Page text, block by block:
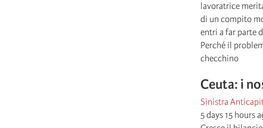
lavoratrice
di un compito
entri a far parte
Perché il
checchino
Ceuta: i
Sinistra
5 days 15 hours